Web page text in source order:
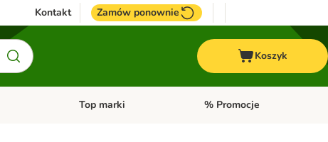
Kontakt Zamów ponownie
Koszyk
kategorii: PtakiOtwórz menu kategorii: Konie
Top marki Otwórz menu kategorii: Top
% Promocje